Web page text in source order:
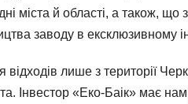
міста й області, а також,
заводу в ексклюзивному
лише з території
«Еко-Баік» має